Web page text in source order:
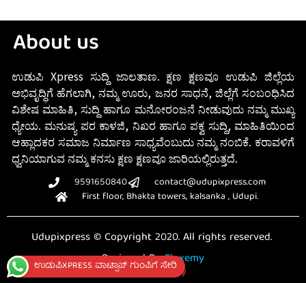
ಉಡುಪಿXPRESS ವಾಟ್ಸಾಪ್ ಗುಂಪಿಗೆ ಸೇರಿ
About us
ಉಡುಪಿ Xpress ಸುದ್ದಿ ಜಾಲತಾಣ. ಕ್ಷಣ ಕ್ಷಣವೂ ಉಡುಪಿ ಜಿಲ್ಲೆಯ
ಅಭಿವೃದ್ಧಿಗೆ ಹೆಗಲಾಗಿ, ನಮ್ಮ ಊರು, ಜನರ ಸಾಧನೆ, ಜಿಲ್ಲೆಗೆ ಸಂಬಂಧಿಸಿದ
ವಿಶೇಷ ಮಾಹಿತಿ, ಸುದ್ದಿ ಹಾಗೂ ಮನೋರಂಜನೆ ನೀಡುವುದು ನಮ್ಮ ಮುಖ್ಯ
ಧ್ಯೇಯ. ಮನುಷ್ಯ ಪರ ಕಾಳಜಿ, ನಿಖರ ಹಾಗೂ ಪಕ್ವ ಸುದ್ದಿ, ಮಾಹಿತಿಯಿಂದ
ಆಹ್ಲಾದಕರ ಸಮಾಜ ನಿರ್ಮಾಣ ಸಾಧ್ಯವೆಂಬುದು ನಮ್ಮ ನಂಬಿಕೆ. ಕರಾವಳಿಗೆ
ಧ್ವನಿಯಾಗುವ ನಮ್ಮ ಕನಸು ಕ್ಷಣ ಕ್ಷಣವೂ ಜಾರಿಯಲ್ಲಿರುತ್ತದೆ.
9591650840
contact@udupixpress.com
First floor, Bhakta towers, kalsanka , Udupi.
Udupixpress © Copyright 2020. All rights reserved.
Designed ByFluxemy
Privacy Policy